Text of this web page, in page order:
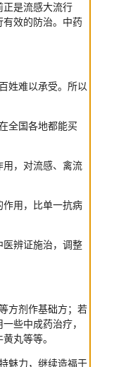
是流感大流行
有效的防治。中药
姓难以承受。所以
全国各地都能买
，对流感、禽流
用，比单一抗病
辨证施治，调整
方剂作基础方；若
些中成药治疗，
丸等等。
魅力，继续造福于